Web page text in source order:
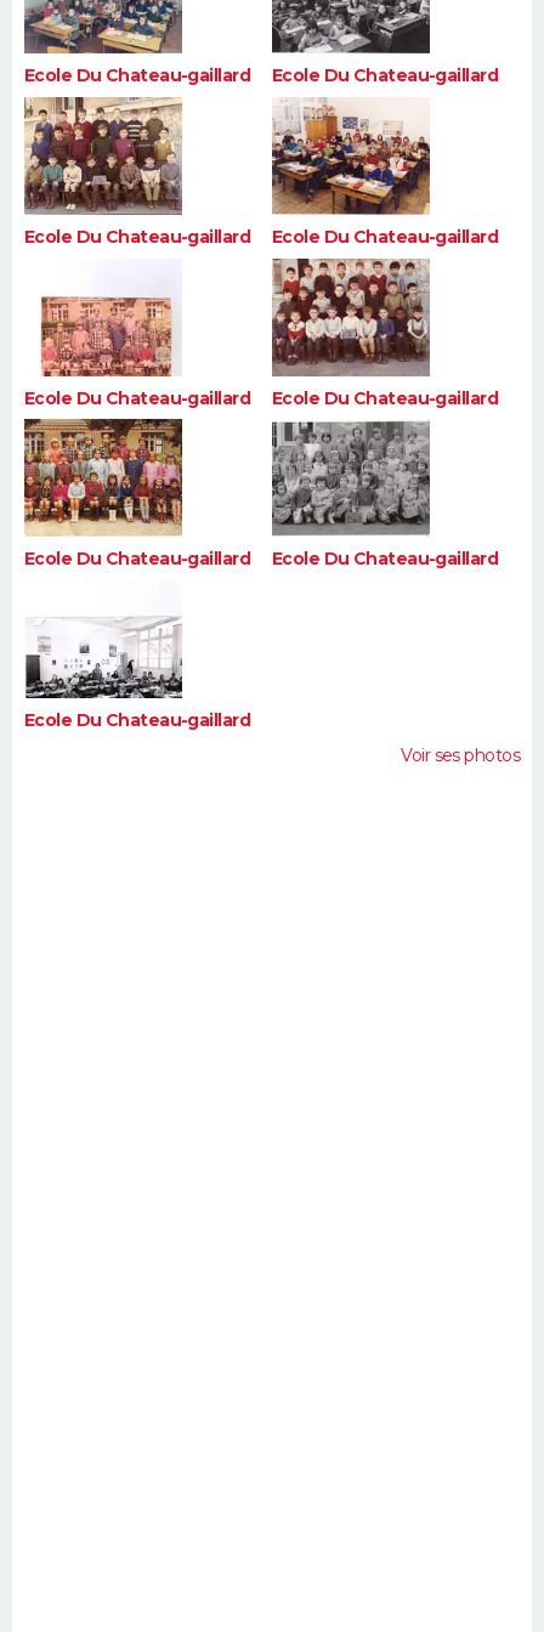
Ecole Du Chateau-gaillard Ecole Du Chateau-gaillard
Ecole Du Chateau-gaillard Ecole Du Chateau-gaillard
Ecole Du Chateau-gaillard Ecole Du Chateau-gaillard
Ecole Du Chateau-gaillard Ecole Du Chateau-gaillard
Ecole Du Chateau-gaillard
Voir ses photos